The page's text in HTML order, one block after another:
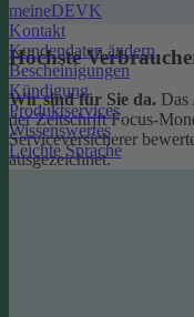
meineDEVK
Kontakt
Kundendaten ändern
Bescheinigungen
Kündigung
Produktservices
Wissenswertes
Leichte Sprache
Höchste
Wir sind für Sie da. Das
der Zeitschrift Focus-
Serviceversicherer
ausgezeichnet.